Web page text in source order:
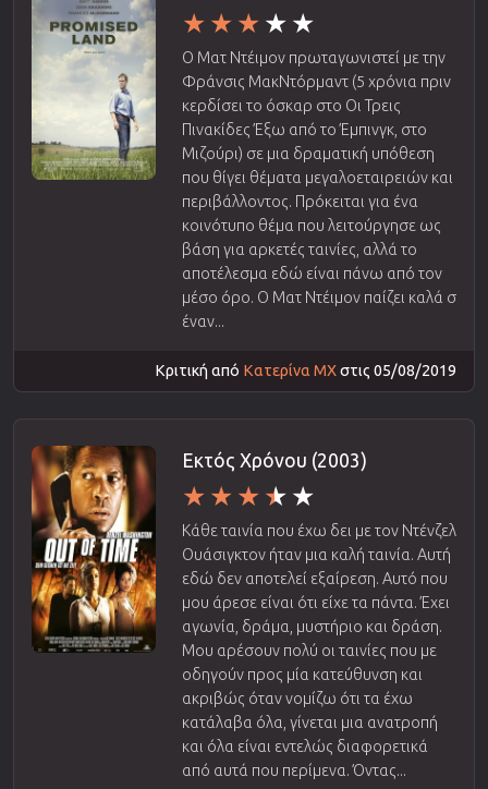
Ο Ματ Ντέιμον πρωταγωνιστεί με την
Φράνσις ΜακΝτόρμαντ (5 χρόνια πριν
κερδίσει το όσκαρ στο Οι Τρεις
Πινακίδες Έξω από το Έμπινγκ, στο
Μιζούρι) σε μια δραματική υπόθεση
που θίγει θέματα μεγαλοεταιρειών και
περιβάλλοντος. Πρόκειται για ένα
κοινότυπο θέμα που λειτούργησε ως
βάση για αρκετές ταινίες, αλλά το
αποτέλεσμα εδώ είναι πάνω από τον
μέσο όρο. Ο Ματ Ντέιμον παίζει καλά σ
έναν...
Κριτική από Κατερίνα ΜΧστις 05/08/2019
Εκτός Χρόνου (2003)
Κάθε ταινία που έχω δει με τον Ντένζελ
Ουάσιγκτον ήταν μια καλή ταινία. Αυτή
εδώ δεν αποτελεί εξαίρεση. Αυτό που
μου άρεσε είναι ότι είχε τα πάντα. Έχει
αγωνία, δράμα, μυστήριο και δράση.
Μου αρέσουν πολύ οι ταινίες που με
οδηγούν προς μία κατεύθυνση και
ακριβώς όταν νομίζω ότι τα έχω
κατάλαβα όλα, γίνεται μια ανατροπή
και όλα είναι εντελώς διαφορετικά
από αυτά που περίμενα. Όντας...